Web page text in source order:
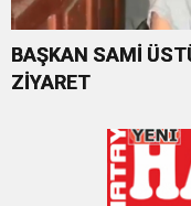
BAŞKAN SAMİ
ZİYARET